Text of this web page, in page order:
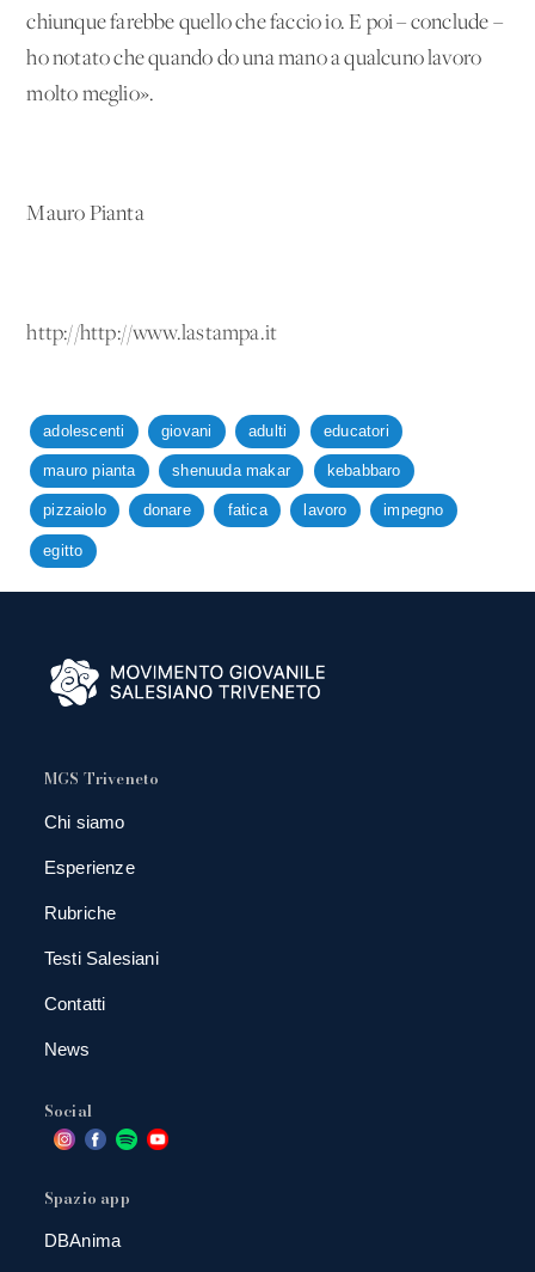
chiunque farebbe quello che faccio io. E poi – conclude –
ho notato che quando do una mano a qualcuno lavoro
molto meglio».
Mauro Pianta
http://http://www.lastampa.it
adolescenti giovani adulti educatori
mauro pianta shenuuda makar kebabbaro
pizzaiolo donare fatica lavoro impegno
egitto
MGS Triveneto
Chi siamo
Esperienze
Rubriche
Testi Salesiani
Contatti
News
Social
Spazio app
DBAnima